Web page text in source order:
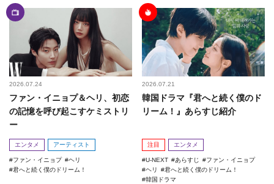
2026.07.24
ファン・イニョプ＆ヘリ、初恋
の記憶を呼び起こすケミストリ
ー
エンタメ アーティスト
ファン・イニョプ
ヘリ
君へと続く僕のドリーム！
2026.07.21
韓国ドラマ『君へと続く僕のド
リーム！』あらすじ紹介
注目 エンタメ
U-NEXT あらすじ
ファン・イニョプ
ヘリ
君へと続く僕のドリーム！
韓国ドラマ